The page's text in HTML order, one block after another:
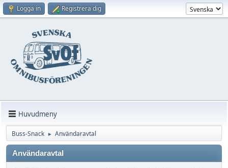
Logga in Registrera dig
Huvudmeny
Buss-Snack ► Användaravtal
Användaravtal